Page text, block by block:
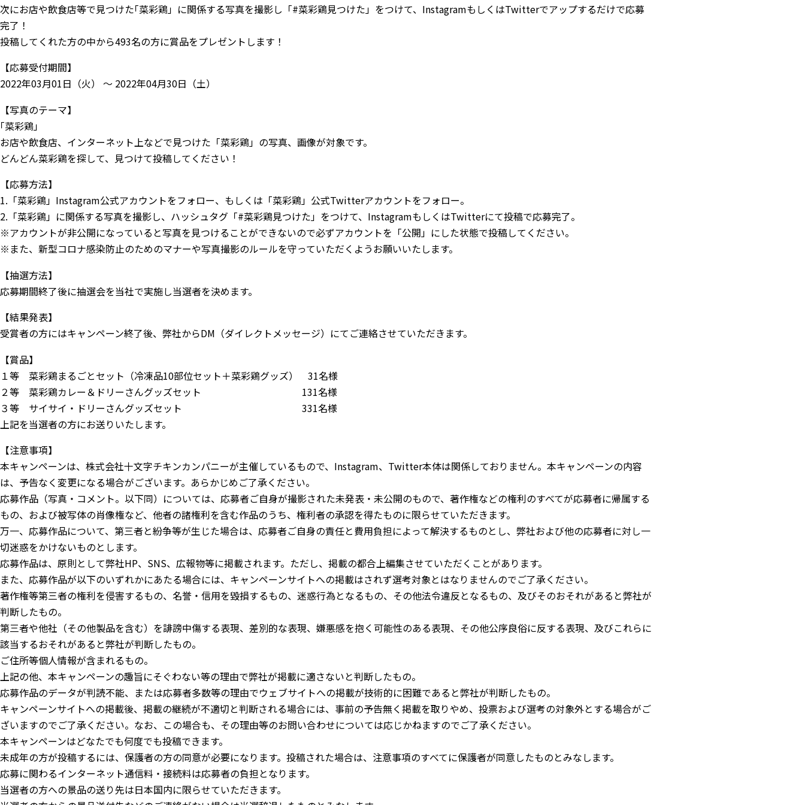
次にお店や飲食店等で見つけた｢菜彩鶏」に関係する写真を撮影し「#菜彩鶏見つけた」をつけて、InstagramもしくはTwitterでアップするだけで応募
完了！
投稿してくれた方の中から493名の方に賞品をプレゼントします！
【応募受付期間】
2022年03月01日（火） ～ 2022年04月30日（土）
【写真のテーマ】
｢菜彩鶏」
お店や飲食店、インターネット上などで見つけた「菜彩鶏」の写真、画像が対象です。
どんどん菜彩鶏を探して、見つけて投稿してください！
【応募方法】
1.「菜彩鶏」Instagram公式アカウントをフォロー、もしくは「菜彩鶏」公式Twitterアカウントをフォロー。
2.「菜彩鶏」に関係する写真を撮影し、ハッシュタグ「#菜彩鶏見つけた」をつけて、InstagramもしくはTwitterにて投稿で応募完了。
※アカウントが非公開になっていると写真を見つけることができないので必ずアカウントを「公開」にした状態で投稿してください。
※また、新型コロナ感染防止のためのマナーや写真撮影のルールを守っていただくようお願いいたします。
【抽選方法】
応募期間終了後に抽選会を当社で実施し当選者を決めます。
【結果発表】
受賞者の方にはキャンペーン終了後、弊社からDM（ダイレクトメッセージ）にてご連絡させていただきます。
【賞品】
１等 菜彩鶏まるごとセット（冷凍品10部位セット＋菜彩鶏グッズ） 31名様
２等 菜彩鶏カレー＆ドリーさんグッズセット 131名様
３等 サイサイ・ドリーさんグッズセット 331名様
上記を当選者の方にお送りいたします。
【注意事項】
本キャンペーンは、株式会社十文字チキンカンパニーが主催しているもので、Instagram、Twitter本体は関係しておりません。本キャンペーンの内容
は、予告なく変更になる場合がございます。あらかじめご了承ください。
応募作品（写真・コメント。以下同）については、応募者ご自身が撮影された未発表・未公開のもので、著作権などの権利のすべてが応募者に帰属する
もの、および被写体の肖像権など、他者の諸権利を含む作品のうち、権利者の承認を得たものに限らせていただきます。
万一、応募作品について、第三者と紛争等が生じた場合は、応募者ご自身の責任と費用負担によって解決するものとし、弊社および他の応募者に対し一
切迷惑をかけないものとします。
応募作品は、原則として弊社HP、SNS、広報物等に掲載されます。ただし、掲載の都合上編集させていただくことがあります。
また、応募作品が以下のいずれかにあたる場合には、キャンペーンサイトへの掲載はされず選考対象とはなりませんのでご了承ください。
著作権等第三者の権利を侵害するもの、名誉・信用を毀損するもの、迷惑行為となるもの、その他法令違反となるもの、及びそのおそれがあると弊社が
判断したもの。
第三者や他社（その他製品を含む）を誹謗中傷する表現、差別的な表現、嫌悪感を抱く可能性のある表現、その他公序良俗に反する表現、及びこれらに
該当するおそれがあると弊社が判断したもの。
ご住所等個人情報が含まれるもの。
上記の他、本キャンペーンの趣旨にそぐわない等の理由で弊社が掲載に適さないと判断したもの。
応募作品のデータが判読不能、または応募者多数等の理由でウェブサイトへの掲載が技術的に困難であると弊社が判断したもの。
キャンペーンサイトへの掲載後、掲載の継続が不適切と判断される場合には、事前の予告無く掲載を取りやめ、投票および選考の対象外とする場合がご
ざいますのでご了承ください。なお、この場合も、その理由等のお問い合わせについては応じかねますのでご了承ください。
本キャンペーンはどなたでも何度でも投稿できます。
未成年の方が投稿するには、保護者の方の同意が必要になります。投稿された場合は、注意事項のすべてに保護者が同意したものとみなします。
応募に関わるインターネット通信料・接続料は応募者の負担となります。
当選者の方への景品の送り先は日本国内に限らせていただきます。